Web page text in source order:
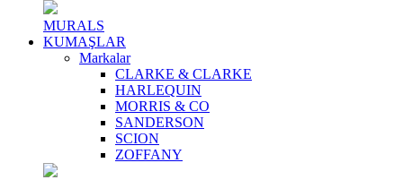
MURALS
KUMAŞLAR
Markalar
CLARKE & CLARKE
HARLEQUIN
MORRIS & CO
SANDERSON
SCION
ZOFFANY